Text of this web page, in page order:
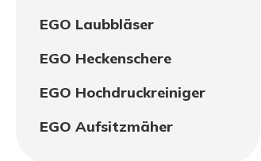
EGO Laubbläser
EGO Heckenschere
EGO Hochdruckreiniger
EGO Aufsitzmäher